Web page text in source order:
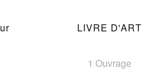
LIVRE D'ART
1 Ouvrage